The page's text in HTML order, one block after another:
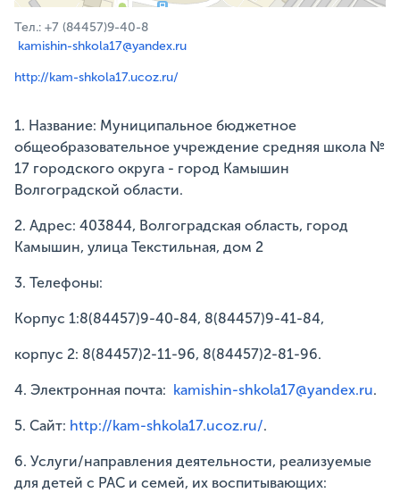
Тел.: +7 (84457)9-40-8
kamishin-shkola17@yandex.ru
http://kam-shkola17.ucoz.ru/
1. Название: Муниципальное бюджетное
общеобразовательное учреждение средняя школа №
17 городского округа - город Камышин
Волгоградской области.
2. Адрес: 403844, Волгоградская область, город
Камышин, улица Текстильная, дом 2
3. Телефоны:
Корпус 1:8(84457)9-40-84, 8(84457)9-41-84,
корпус 2: 8(84457)2-11-96, 8(84457)2-81-96.
4. Электронная почта: kamishin-shkola17@yandex.ru.
5. Сайт: http://kam-shkola17.ucoz.ru/.
6. Услуги/направления деятельности, реализуемые
для детей с РАС и семей, их воспитывающих: